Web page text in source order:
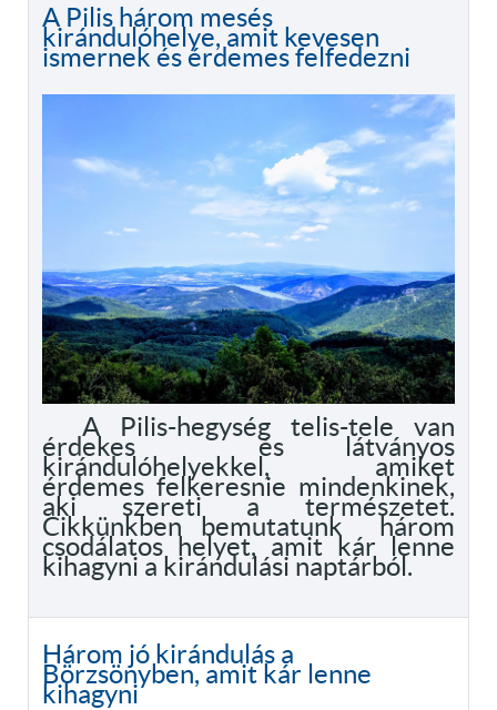
A Pilis három mesés
kirándulóhelye, amit kevesen
ismernek és érdemes felfedezni
A Pilis-hegység telis-tele van
érdekes és látványos
kirándulóhelyekkel, amiket
érdemes felkeresnie mindenkinek,
aki szereti a természetet.
Cikkünkben bemutatunk három
csodálatos helyet, amit kár lenne
kihagyni a kirándulási naptárból.
Három jó kirándulás a
Börzsönyben, amit kár lenne
kihagyni